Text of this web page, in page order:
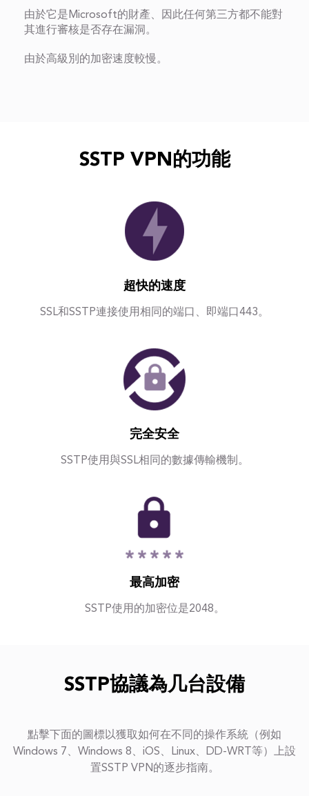
由於它是Microsoft的財產、因此任何第三方都不能對
其進行審核是否存在漏洞。
由於高級別的加密速度較慢。
SSTP VPN的功能
超快的速度
SSL和SSTP連接使用相同的端口、即端口443。
完全安全
SSTP使用與SSL相同的數據傳輸機制。
最高加密
SSTP使用的加密位是2048。
SSTP協議為几台設備
點擊下面的圖標以獲取如何在不同的操作系統（例如
Windows 7、Windows 8、iOS、Linux、DD-WRT等）上設
置SSTP VPN的逐步指南。